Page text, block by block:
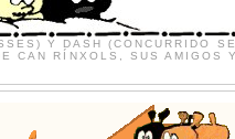
Y DASH (CONCURRIDO
CAN RÍNXOLS, SUS AMIGOS